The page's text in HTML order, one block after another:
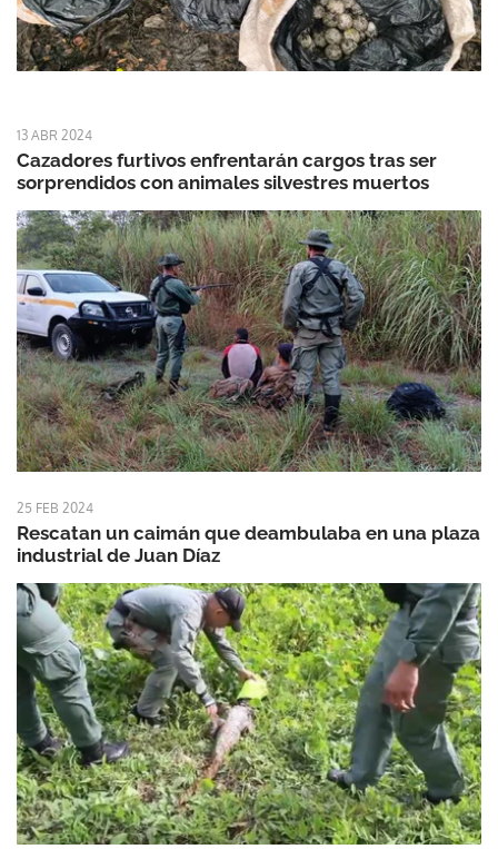
13 ABR 2024
Cazadores furtivos enfrentarán cargos tras ser
sorprendidos con animales silvestres muertos
25 FEB 2024
Rescatan un caimán que deambulaba en una plaza
industrial de Juan Díaz